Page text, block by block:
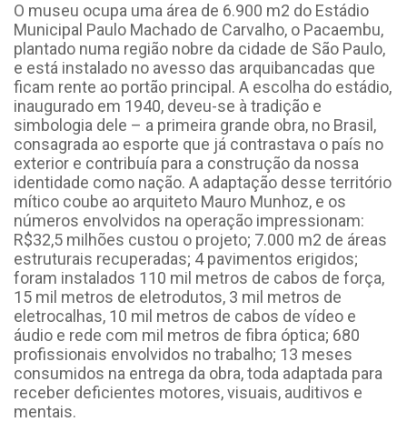
O museu ocupa uma área de 6.900 m2 do Estádio
Municipal Paulo Machado de Carvalho, o Pacaembu,
plantado numa região nobre da cidade de São Paulo,
e está instalado no avesso das arquibancadas que
ficam rente ao portão principal. A escolha do estádio,
inaugurado em 1940, deveu-se à tradição e
simbologia dele – a primeira grande obra, no Brasil,
consagrada ao esporte que já contrastava o país no
exterior e contribuía para a construção da nossa
identidade como nação. A adaptação desse território
mítico coube ao arquiteto Mauro Munhoz, e os
números envolvidos na operação impressionam:
R$32,5 milhões custou o projeto; 7.000 m2 de áreas
estruturais recuperadas; 4 pavimentos erigidos;
foram instalados 110 mil metros de cabos de força,
15 mil metros de eletrodutos, 3 mil metros de
eletrocalhas, 10 mil metros de cabos de vídeo e
áudio e rede com mil metros de fibra óptica; 680
profissionais envolvidos no trabalho; 13 meses
consumidos na entrega da obra, toda adaptada para
receber deficientes motores, visuais, auditivos e
mentais.